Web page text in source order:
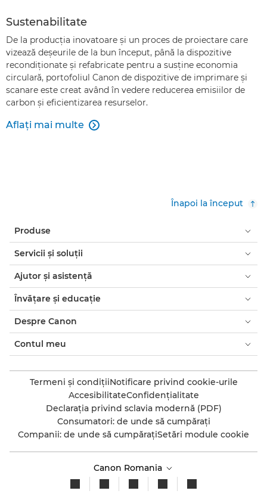
Sustenabilitate
De la producţia inovatoare şi un proces de proiectare care
vizează deşeurile de la bun început, până la dispozitive
recondiţionate şi refabricate pentru a susţine economia
circulară, portofoliul Canon de dispozitive de imprimare şi
scanare este creat având în vedere reducerea emisiilor de
carbon şi eficientizarea resurselor.
Aflaţi mai multe 
Înapoi la început
Produse
Servicii şi soluţii
Ajutor şi asistenţă
Învăţare şi educaţie
Despre Canon
Contul meu
Termeni şi condiţiiNotificare privind cookie-urile
AccesibilitateConfidenţialitate
Declaraţia privind sclavia modernă (PDF)
Consumatori: de unde să cumpăraţi
Companii: de unde să cumpăraţiSetări module cookie
Canon Romania